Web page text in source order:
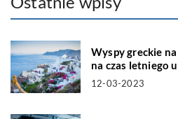
Wyspy greckie
na czas letniego
12-03-2023